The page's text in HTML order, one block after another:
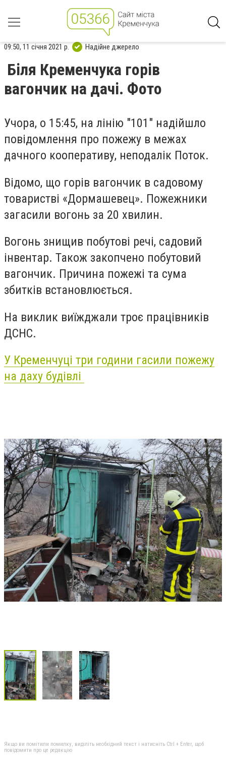
09:50, 11 січня 2021 р. Надійне джерело
Біля Кременчука горів
вагончик на дачі. Фото
Учора, о 15:45, на лінію "101" надійшло
повідомлення про пожежу в межах
дачного кооперативу, неподалік Поток.
Відомо, що горів вагончик в садовому
товаристві «Дормашевец». Пожежники
загасили вогонь за 20 хвилин.
Вогонь знищив побутові речі, садовий
інвентар. Також закопчено побутовий
вагончик. Причина пожежі та сума
збитків встановлюється.
На виклик виїжджали троє працівників
ДСНС.
У Кременчуці три години гасили пожежу
на даху будівлі
Якщо ви помітили помилку, виділіть необхідний текст і натисніть Ctrl + Enter, щоб
повідомити про це редакцію